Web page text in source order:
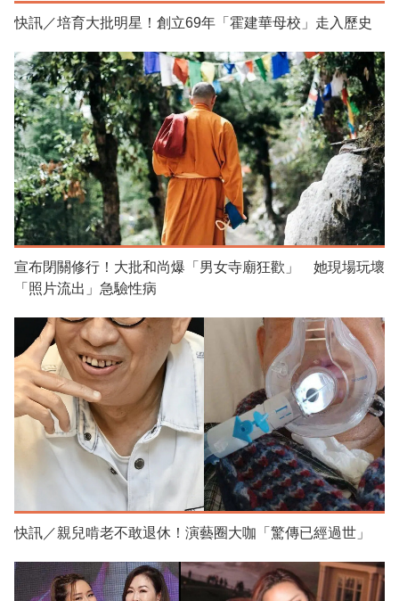
快訊／培育大批明星！創立69年「霍建華母校」走入歷史
宣布閉關修行！大批和尚爆「男女寺廟狂歡」 她現場玩壞
「照片流出」急驗性病
快訊／親兒啃老不敢退休！演藝圈大咖「驚傳已經過世」